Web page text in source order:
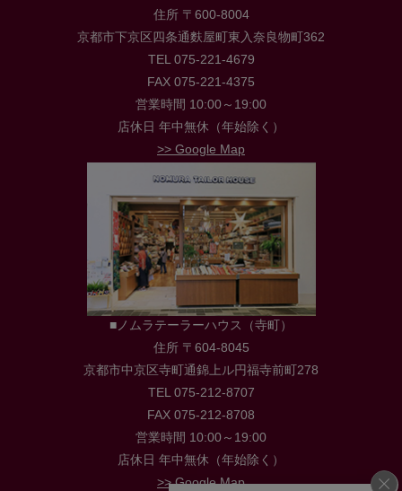
住所 〒600-8004
京都市下京区四条通麩屋町東入奈良物町362
TEL 075-221-4679
FAX 075-221-4375
営業時間 10:00～19:00
店休日 年中無休（年始除く）
>> Google Map
■ノムラテーラーハウス（寺町）
住所 〒604-8045
京都市中京区寺町通錦上ル円福寺前町278
TEL 075-212-8707
FAX 075-212-8708
営業時間 10:00～19:00
店休日 年中無休（年始除く）
>> Google Map